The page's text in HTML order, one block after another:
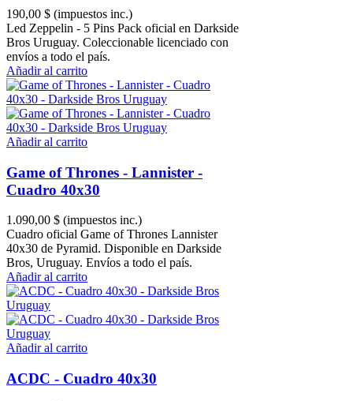
190,00 $ (impuestos inc.)
Led Zeppelin - 5 Pins Pack oficial en Darkside
Bros Uruguay. Coleccionable licenciado con
envíos a todo el país.
Añadir al carrito
Añadir al carrito
Game of Thrones - Lannister -
Cuadro 40x30
1.090,00 $ (impuestos inc.)
Cuadro oficial Game of Thrones Lannister
40x30 de Pyramid. Disponible en Darkside
Bros, Uruguay. Envíos a todo el país.
Añadir al carrito
Añadir al carrito
ACDC - Cuadro 40x30